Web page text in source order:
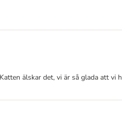
älskar det, vi är så glada att vi